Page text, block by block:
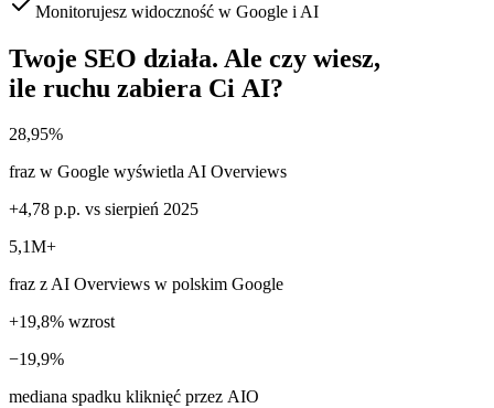
Monitorujesz widoczność w Google i AI
Twoje SEO działa. Ale czy wiesz,
ile ruchu zabiera Ci AI?
28,95%
fraz w Google wyświetla AI Overviews
+4,78 p.p. vs sierpień 2025
5,1M+
fraz z AI Overviews w polskim Google
+19,8% wzrost
−19,9%
mediana spadku kliknięć przez AIO